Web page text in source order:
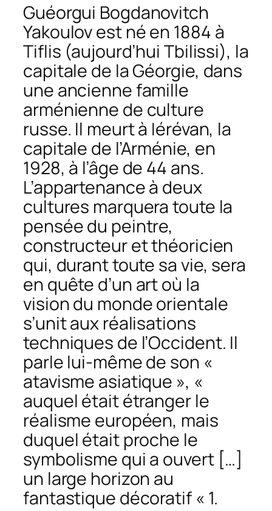
Guéorgui Bogdanovitch
Yakoulov est né en 1884 à
Tiflis (aujourd’hui Tbilissi), la
capitale de la Géorgie, dans
une ancienne famille
arménienne de culture
russe. Il meurt à Iérévan, la
capitale de l’Arménie, en
1928, à l’âge de 44 ans.
L’appartenance à deux
cultures marquera toute la
pensée du peintre,
constructeur et théoricien
qui, durant toute sa vie, sera
en quête d’un art où la
vision du monde orientale
s’unit aux réalisations
techniques de l’Occident. Il
parle lui-même de son «
atavisme asiatique », «
auquel était étranger le
réalisme européen, mais
duquel était proche le
symbolisme qui a ouvert […]
un large horizon au
fantastique décoratif « 1.